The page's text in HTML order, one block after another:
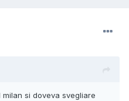
si doveva svegliare